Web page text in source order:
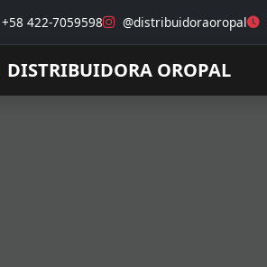
+58 422-7059598 @distribuidoraoropal
DISTRIBUIDORA OROPAL